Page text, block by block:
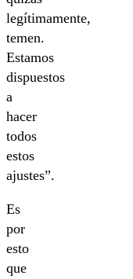
legítimamente,
temen.
Estamos
dispuestos
a
hacer
todos
estos
ajustes”.
Es
por
esto
que